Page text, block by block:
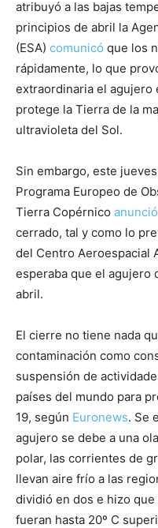
atribuyó a las bajas
principios de abril la
(ESA) comunicó que los
rápidamente, lo que
extraordinaria el agujero
protege la Tierra de la
ultravioleta del Sol.
Sin embargo, este
Programa Europeo de
Tierra Copérnico anunció
cerrado, tal y como lo
del Centro Aeroespacial
esperaba que el agujero
abril.
El cierre no tiene nada
contaminación como
suspensión de
países del mundo para
19, según Euronews. Se
agujero se debe a una
polar, las corrientes de
llevan aire frío a las
dividió en dos e hizo
fueran hasta 20º C